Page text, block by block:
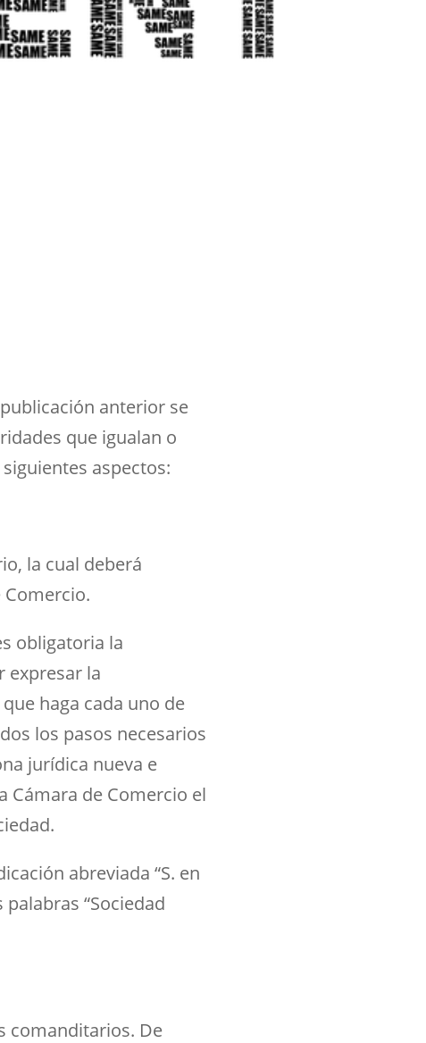
anterior se
que igualan o
aspectos:
la cual deberá
obligatoria la
expresar la
haga cada uno de
los pasos necesarios
jurídica nueva e
Cámara de Comercio el
abreviada “S. en
“Sociedad
comanditarios. De